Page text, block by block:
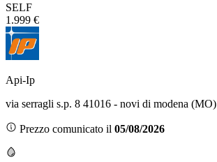
SELF
1.999 €
Api-Ip
via serragli s.p. 8 41016 - novi di modena (MO)
Prezzo comunicato il 05/08/2026